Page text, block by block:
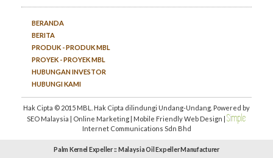
BERANDA
BERITA
PRODUK - PRODUK MBL
PROYEK - PROYEK MBL
HUBUNGAN INVESTOR
HUBUNGI KAMI
Hak Cipta © 2015 MBL. Hak Cipta dilindungi Undang-Undang. Powered by
SEO Malaysia | Online Marketing | Mobile Friendly Web Design | Simple
Internet Communications Sdn Bhd
Palm Kernel Expeller :: Malaysia Oil Expeller Manufacturer